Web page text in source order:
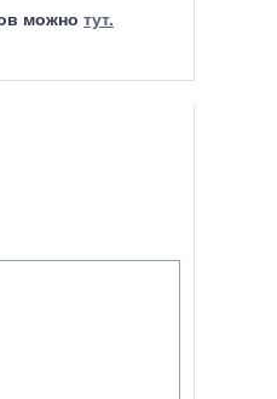
можно тут.